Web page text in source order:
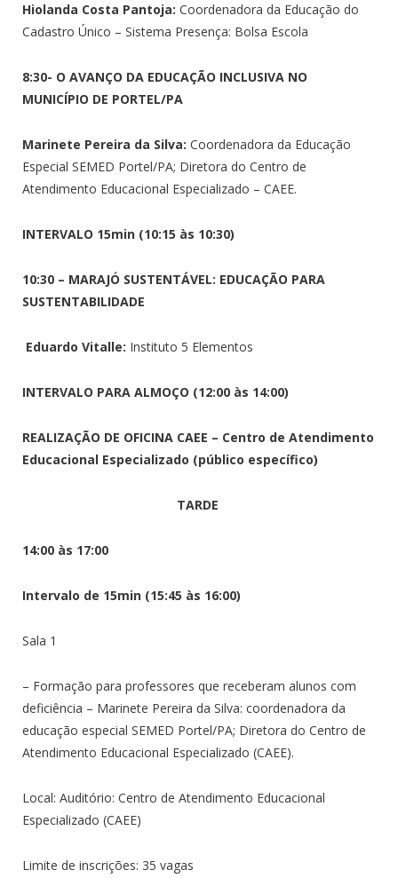
Hiolanda Costa Pantoja: Coordenadora da Educação do
Cadastro Único – Sistema Presença: Bolsa Escola
8:30- O AVANÇO DA EDUCAÇÃO INCLUSIVA NO
MUNICÍPIO DE PORTEL/PA
Marinete Pereira da Silva: Coordenadora da Educação
Especial SEMED Portel/PA; Diretora do Centro de
Atendimento Educacional Especializado – CAEE.
INTERVALO 15min (10:15 às 10:30)
10:30 – MARAJÓ SUSTENTÁVEL: EDUCAÇÃO PARA
SUSTENTABILIDADE
Eduardo Vitalle: Instituto 5 Elementos
INTERVALO PARA ALMOÇO (12:00 às 14:00)
REALIZAÇÃO DE OFICINA CAEE – Centro de Atendimento
Educacional Especializado (público específico)
TARDE
14:00 às 17:00
Intervalo de 15min (15:45 às 16:00)
Sala 1
– Formação para professores que receberam alunos com
deficiência – Marinete Pereira da Silva: coordenadora da
educação especial SEMED Portel/PA; Diretora do Centro de
Atendimento Educacional Especializado (CAEE).
Local: Auditório: Centro de Atendimento Educacional
Especializado (CAEE)
Limite de inscrições: 35 vagas